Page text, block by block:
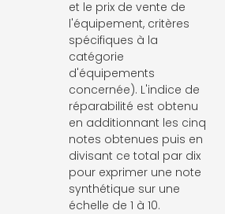
et le prix de vente de
l'équipement, critères
spécifiques à la
catégorie
d'équipements
concernée). L'indice de
réparabilité est obtenu
en additionnant les cinq
notes obtenues puis en
divisant ce total par dix
pour exprimer une note
synthétique sur une
échelle de 1 à 10.